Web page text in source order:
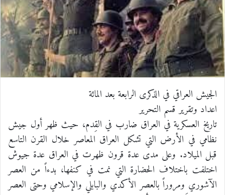
ك
إ
ن
l
r
ر
ي
س
ت
i
t
ب
الجيش العراقي في الذكرى الرابعة بعد المائة
اعداد وتقرير قسم التحرير
تاريخ العسكرية في العراق ضارب في القِدم، حيث ظهر أول جيش
نظامي في الأرض التي تشكل العراق المعاصر خلال القرن التاسع
قبل الميلاد. وعلى مدى عدة قرون ظهرت في العراق عدة جيوش
اختلفت باختلاف الحضارة التي نمت في كنفها، بدءاً من العصر
الآشوري ومروراً بالعصر الأكدي والبابلي والإسلامي وحتى العصر